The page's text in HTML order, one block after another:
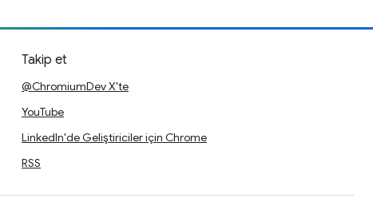
Takip et
@ChromiumDev X'te
YouTube
LinkedIn'de Geliştiriciler için Chrome
RSS